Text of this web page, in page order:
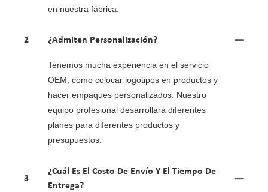
en nuestra fábrica.
2 ¿Admiten Personalización?
Tenemos mucha experiencia en el servicio
OEM, como colocar logotipos en productos y
hacer empaques personalizados. Nuestro
equipo profesional desarrollará diferentes
planes para diferentes productos y
presupuestos.
3
¿Cuál Es El Costo De Envío Y El Tiempo De
Entrega?